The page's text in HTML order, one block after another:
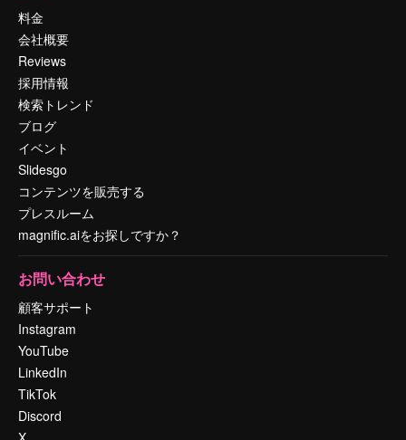
料金
会社概要
Reviews
採用情報
検索トレンド
ブログ
イベント
Slidesgo
コンテンツを販売する
プレスルーム
magnific.aiをお探しですか？
お問い合わせ
顧客サポート
Instagram
YouTube
LinkedIn
TikTok
Discord